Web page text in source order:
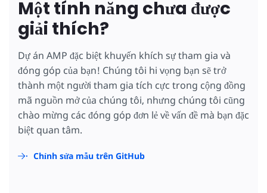
Một tính năng chưa được
giải thích?
Dự án AMP đặc biệt khuyến khích sự tham gia và
đóng góp của bạn! Chúng tôi hi vọng bạn sẽ trở
thành một người tham gia tích cực trong cộng đồng
mã nguồn mở của chúng tôi, nhưng chúng tôi cũng
chào mừng các đóng góp đơn lẻ về vấn đề mà bạn đặc
biệt quan tâm.
Chỉnh sửa mẫu trên GitHub